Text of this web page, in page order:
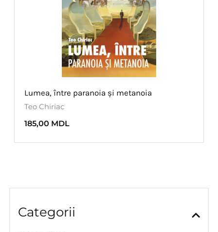
Categorii
Lumea, între paranoia și metanoia
Teo Chiriac
185,00 MDL